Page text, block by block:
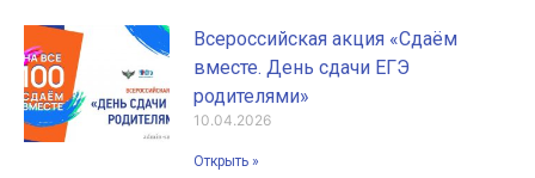
Всероссийская акция «Сдаём
вместе. День сдачи ЕГЭ
родителями»
10.04.2026
Открыть »